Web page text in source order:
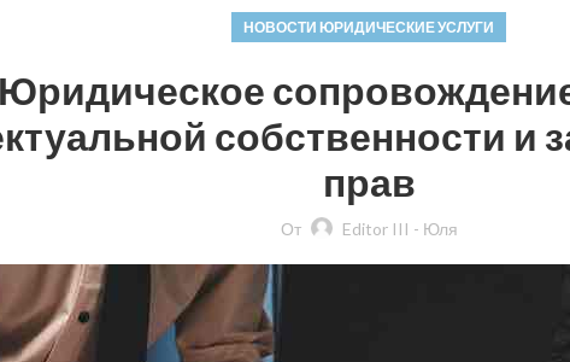
НОВОСТИ ЮРИДИЧЕСКИЕ УСЛУГИ
Юридическое
собственности и
прав
От Editor III - Юля